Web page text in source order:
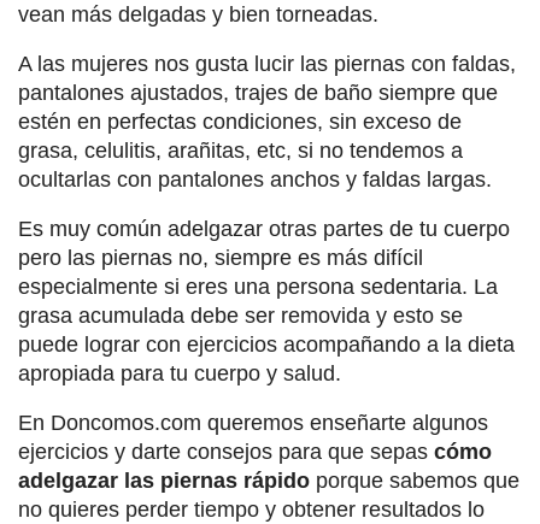
vean más delgadas y bien torneadas.
A las mujeres nos gusta lucir las piernas con faldas,
pantalones ajustados, trajes de baño siempre que
estén en perfectas condiciones, sin exceso de
grasa, celulitis, arañitas, etc, si no tendemos a
ocultarlas con pantalones anchos y faldas largas.
Es muy común adelgazar otras partes de tu cuerpo
pero las piernas no, siempre es más difícil
especialmente si eres una persona sedentaria. La
grasa acumulada debe ser removida y esto se
puede lograr con ejercicios acompañando a la dieta
apropiada para tu cuerpo y salud.
En Doncomos.com queremos enseñarte algunos
ejercicios y darte consejos para que sepas cómo
adelgazar las piernas rápido porque sabemos que
no quieres perder tiempo y obtener resultados lo